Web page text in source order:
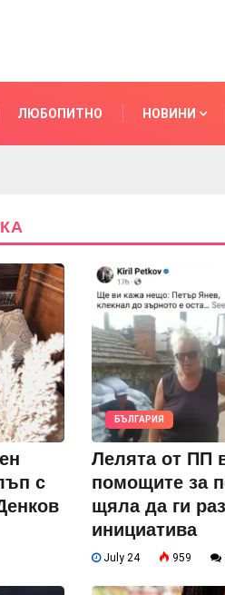
ЛЮБОПИТНО НОВИНИ
с
БЪЛГАРИЯ
Лелята от ПП
помощите за
щяла да ги
инициатива
July 24 959